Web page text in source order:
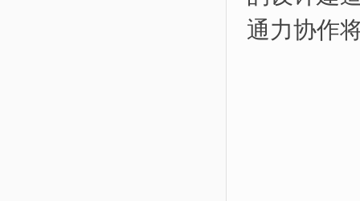
通力协作